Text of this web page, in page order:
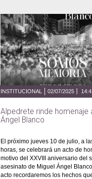
INSTITUCIONAL 02/07/2025
Alpedrete rinde homenaje
Ángel Blanco
El próximo jueves 10 de julio, a
horas, se celebrará un acto de
motivo del XXVIII aniversario del
asesinato de Miguel Ángel
acto recordaremos los hechos